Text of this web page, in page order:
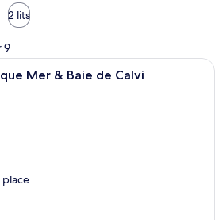
2 lits
9
Une personne est assise à une
Mer & Baie de Calvi
place